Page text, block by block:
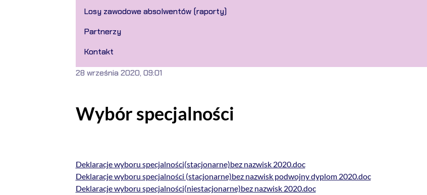
Losy zawodowe absolwentów (raporty)
Partnerzy
Kontakt
Wybór specjalności
28 września 2020, 09:01
Deklaracje wyboru specjalności(stacjonarne)bez nazwisk 2020.doc
Deklaracje wyboru specjalności (stacjonarne)bez nazwisk podwojny dyplom 2020.doc
Deklaracje wyboru specjalności(niestacjonarne)bez nazwisk 2020.doc